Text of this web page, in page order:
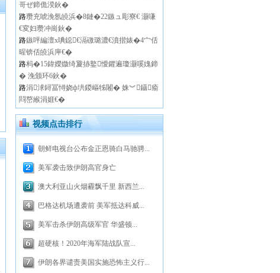
哥ぜ鍗佹湀鈥�
路瓒充唬浼氬皢浜�8鏈�22鏃ュ彫寮€ 灏嗛
€変妇瓒冲崗鈥�
路鏃呯編澶х唺鐚€滆礉璐濃€濆揩婊�4宀佸
暒锛佸皢浜庘€�
路杩�15鍏嬫媺绮夐捇鐜懓鑺遍瓊灏嗘媿鍗
� 浼颁环6鈥�
路涓浗鐞冨憳娆ф垬鍐嶇牬闂� 姝︾鑷瘉
閰嶅緱涓娾€�
视频点击排行
朝鲜电视台公布金正恩骑白马驰骋...
美军袭击致伊朗高官身亡
澳大利亚山火烟霾飘千里 新西兰...
巴格达机场遭袭前 美军抵达科威...
美军击杀伊朗高级军官 华盛顿...
超硬核！2020年海军陆战队宣...
伊朗各界谴责美国实施恐怖主义行...